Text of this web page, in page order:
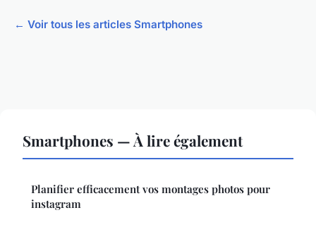
← Voir tous les articles Smartphones
Smartphones — À lire également
Planifier efficacement vos montages photos pour
instagram